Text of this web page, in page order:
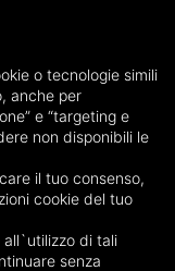
by mail
o tecnologie simili
anche per
e “targeting e
non disponibili le
il tuo consenso,
cookie del tuo
all`utilizzo di tali
senza